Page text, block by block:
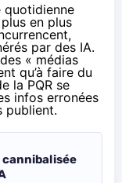
quotidienne
en plus
par des IA.
« médias
qu’à faire du
la PQR se
infos erronées
publient.
cannibalisée